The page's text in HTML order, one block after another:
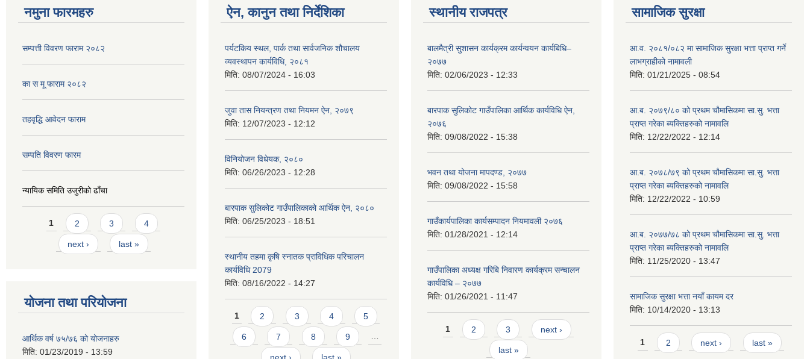
नमुना फारमहरु
सम्पत्ती विवरण फाराम २०८२
का स मू फाराम २०८२
तहवृद्धि आवेदन फाराम
सम्पति विवरण फारम
न्यायिक समिति उजुरीको ढाँचा
Pages
1 2 3 4
next › last »
योजना तथा परियोजना
आर्थिक वर्ष ७५/७६ को योजनाहरु
मिति: 01/23/2019 - 13:59
ऐन, कानुन तथा निर्देशिका
पर्यटकिय स्थल, पार्क तथा सार्वजनिक शौचालय
व्यवस्थापन कार्यविधि, २०८१
मिति: 08/07/2024 - 16:03
जुवा तास नियन्त्रण तथा नियमन ऐन, २०७९
मिति: 12/07/2023 - 12:12
विनियोजन विधेयक, २०८०
मिति: 06/26/2023 - 12:28
बारपाक सुलिकोट गाउँपालिकाको आर्थिक ऐन, २०८०
मिति: 06/25/2023 - 18:51
स्थानीय तहमा कृषि स्नातक प्राविधिक परिचालन
कार्यविधि 2079
मिति: 08/16/2022 - 14:27
Pages
1 2 3 4 5
6 7 8 9 …
next › last »
स्थानीय राजपत्र
बालमैत्री सुशासन कार्यक्रम कार्यन्वयन कार्यबिधि–
२०७७
मिति: 02/06/2023 - 12:33
बारपाक सुलिकोट गाउँपालिका आर्थिक कार्यविधि ऐन,
२०७६
मिति: 09/08/2022 - 15:38
भवन तथा योजना मापदण्ड, २०७७
मिति: 09/08/2022 - 15:58
गाउँकार्यपालिका कार्यसम्पादन नियमावली २०७६
मिति: 01/28/2021 - 12:14
गाउँपालिका अध्यक्ष गरिबि निवारण कार्यक्रम सन्चालन
कार्यविधि – २०७७
मिति: 01/26/2021 - 11:47
Pages
1 2 3 next ›
last »
सामाजिक सुरक्षा
आ.व. २०८१/०८२ मा सामाजिक सुरक्षा भत्ता प्राप्त गर्ने
लाभग्राहीको नामावली
मिति: 01/21/2025 - 08:54
आ.ब. २०७९/८० को प्रथम चौमासिकमा सा.सु. भत्ता
प्राप्त गरेका ब्यक्तिहरुको नामावलि
मिति: 12/22/2022 - 12:14
आ.ब. २०७८/७९ को प्रथम चौमासिकमा सा.सु. भत्ता
प्राप्त गरेका ब्यक्तिहरुको नामावलि
मिति: 12/22/2022 - 10:59
आ.ब. २०७७/७८ को प्रथम चौमासिकमा सा.सु. भत्ता
प्राप्त गरेका ब्यक्तिहरुको नामावलि
मिति: 11/25/2020 - 13:47
सामाजिक सुरक्षा भत्ता नयाँ कायम दर
मिति: 10/14/2020 - 13:13
Pages
1 2 next › last »